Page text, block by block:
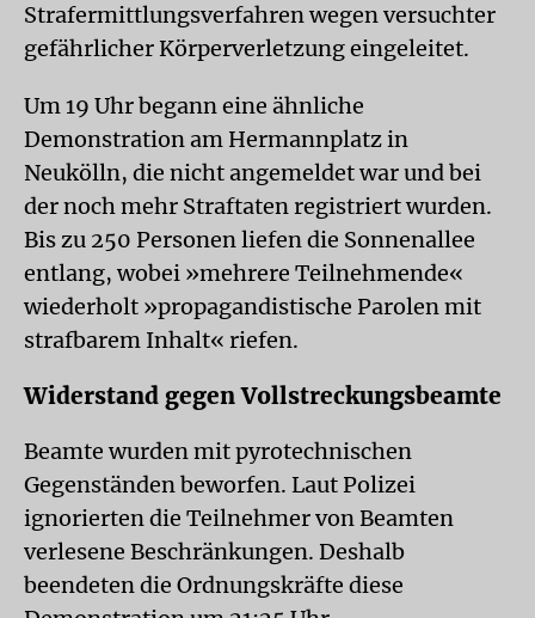
Strafermittlungsverfahren wegen versuchter
gefährlicher Körperverletzung eingeleitet.
Um 19 Uhr begann eine ähnliche
Demonstration am Hermannplatz in
Neukölln, die nicht angemeldet war und bei
der noch mehr Straftaten registriert wurden.
Bis zu 250 Personen liefen die Sonnenallee
entlang, wobei »mehrere Teilnehmende«
wiederholt »propagandistische Parolen mit
strafbarem Inhalt« riefen.
Widerstand gegen Vollstreckungsbeamte
Beamte wurden mit pyrotechnischen
Gegenständen beworfen. Laut Polizei
ignorierten die Teilnehmer von Beamten
verlesene Beschränkungen. Deshalb
beendeten die Ordnungskräfte diese